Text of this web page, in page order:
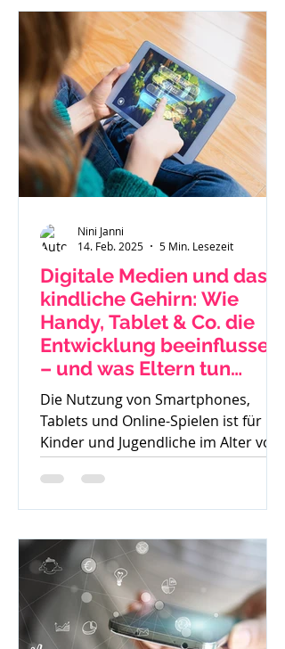
Digitale Medien und das
kindliche Gehirn: Wie
Handy, Tablet & Co. die
Entwicklung beeinflussen
– und was Eltern tun
können
Die Nutzung von Smartphones,
Tablets und Online-Spielen ist für
Kinder und Jugendliche im Alter von
8 bis 15 Jahren heute
allgegenwärtig....
Nini Janni
14. Feb. 2025
5 Min. Lesezeit